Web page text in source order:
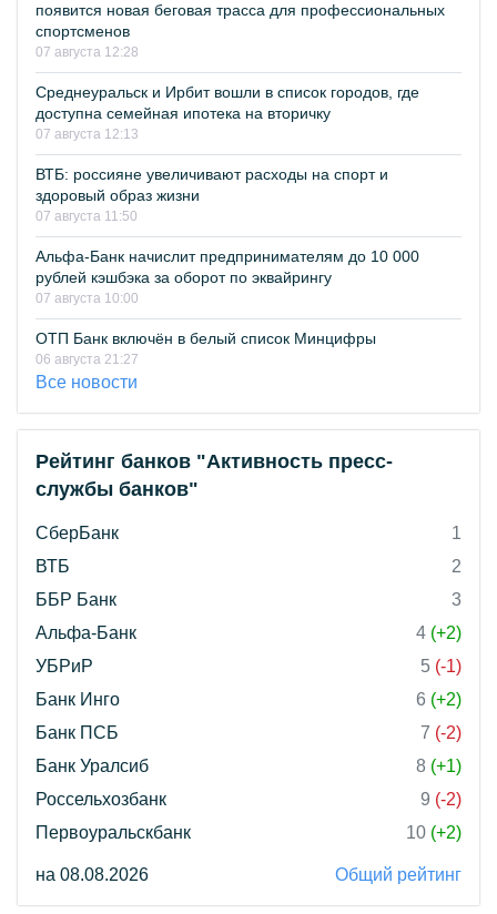
появится новая беговая трасса для профессиональных
спортсменов
07 августа 12:28
Среднеуральск и Ирбит вошли в список городов, где
доступна семейная ипотека на вторичку
07 августа 12:13
ВТБ: россияне увеличивают расходы на спорт и
здоровый образ жизни
07 августа 11:50
Альфа-Банк начислит предпринимателям до 10 000
рублей кэшбэка за оборот по эквайрингу
07 августа 10:00
ОТП Банк включён в белый список Минцифры
06 августа 21:27
Все новости
Рейтинг банков "Активность пресс-
службы банков"
СберБанк
1
ВТБ
2
ББР Банк
3
Альфа-Банк
4 (+2)
УБРиР
5 (-1)
Банк Инго
6 (+2)
Банк ПСБ
7 (-2)
Банк Уралсиб
8 (+1)
Россельхозбанк
9 (-2)
Первоуральскбанк
10 (+2)
на 08.08.2026 Общий рейтинг